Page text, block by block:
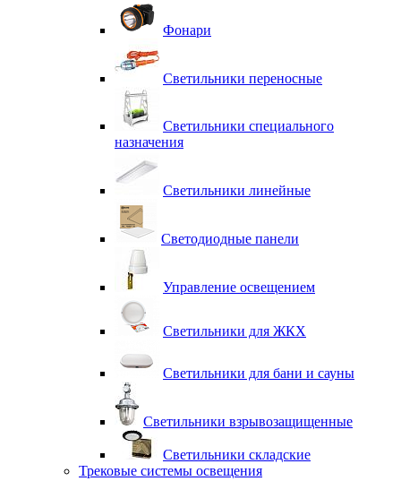
Фонари
Светильники переносные
Светильники специального
назначения
Светильники линейные
Светодиодные панели
Управление освещением
Светильники для ЖКХ
Светильники для бани и сауны
Светильники взрывозащищенные
Светильники складские
Трековые системы освещения